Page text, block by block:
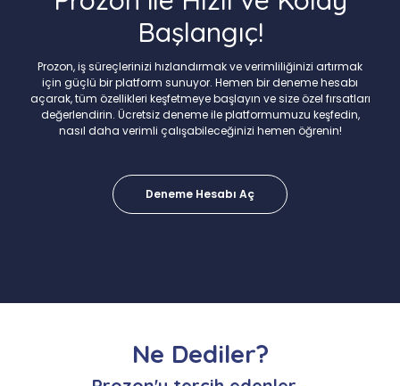
Başlangıç!
Prozon, iş süreçlerinizi hızlandırmak ve verimliliğinizi artırmak
için güçlü bir platform sunuyor. Hemen bir deneme hesabı
açarak, tüm özellikleri keşfetmeye başlayın ve size özel fırsatları
değerlendirin. Ücretsiz deneme ile platformumuzu keşfedin,
nasıl daha verimli çalışabileceğinizi hemen öğrenin!
Deneme Hesabı Aç
Ne Dediler?